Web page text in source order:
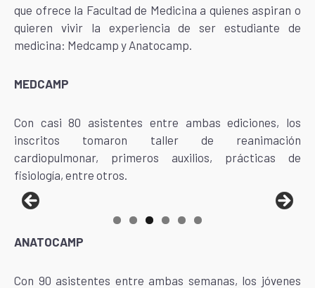
que ofrece la Facultad de Medicina a quienes aspiran o
quieren vivir la experiencia de ser estudiante de
medicina: Medcamp y Anatocamp.
MEDCAMP
Con casi 80 asistentes entre ambas ediciones, los
inscritos tomaron taller de reanimación
cardiopulmonar, primeros auxilios, prácticas de
fisiología, entre otros.
ANATOCAMP
Con 90 asistentes entre ambas semanas, los jóvenes